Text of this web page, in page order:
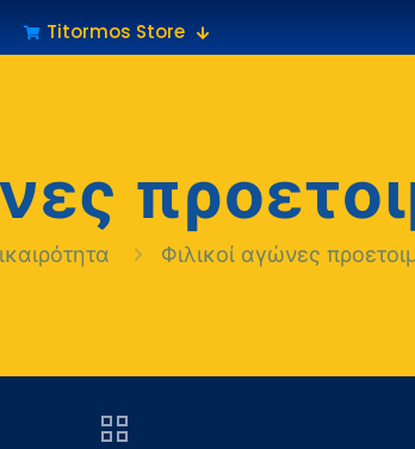
Titormos Store
Φιλικοί αγώνες